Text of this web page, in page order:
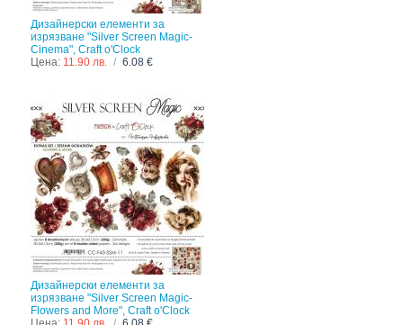
Дизайнерски елементи за
изрязване "Silver Screen Magic-
Cinema", Craft o'Clock
Цена: 11.90 лв. / 6.08 €
Дизайнерски елементи за
изрязване "Silver Screen Magic-
Flowers and More", Craft o'Clock